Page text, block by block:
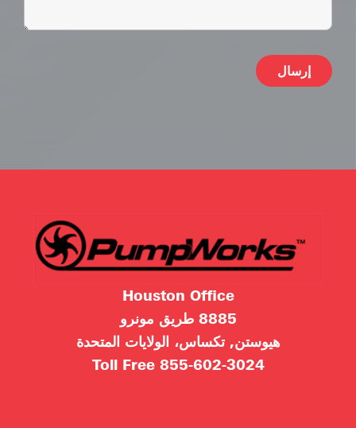
Houston Office
8885 طريق مونرو
هيوستن, تكساس، الولايات المتحدة
855-602-3024
Toll Free